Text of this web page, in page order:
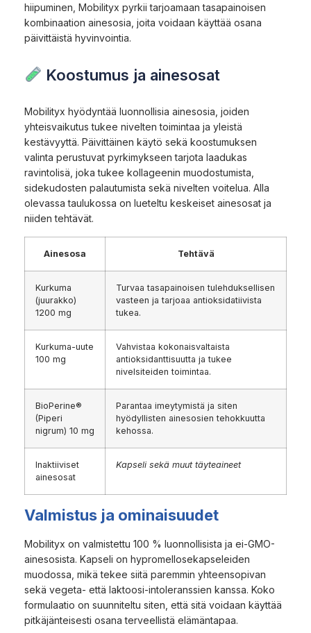
hiipuminen, Mobilityx pyrkii tarjoamaan tasapainoisen
kombinaation ainesosia, joita voidaan käyttää osana
päivittäistä hyvinvointia.
Koostumus ja ainesosat
Mobilityx hyödyntää luonnollisia ainesosia, joiden
yhteisvaikutus tukee nivelten toimintaa ja yleistä
kestävyyttä. Päivittäinen käytö sekä koostumuksen
valinta perustuvat pyrkimykseen tarjota laadukas
ravintolisä, joka tukee kollageenin muodostumista,
sidekudosten palautumista sekä nivelten voitelua. Alla
olevassa taulukossa on lueteltu keskeiset ainesosat ja
niiden tehtävät.
Ainesosa Tehtävä
Kurkuma
(juurakko)
1200 mg
Turvaa tasapainoisen tulehduksellisen
vasteen ja tarjoaa antioksidatiivista
tukea.
Kurkuma-uute
100 mg
Vahvistaa kokonaisvaltaista
antioksidanttisuutta ja tukee
nivelsiteiden toimintaa.
BioPerine®
(Piperi
nigrum) 10 mg
Parantaa imeytymistä ja siten
hyödyllisten ainesosien tehokkuutta
kehossa.
Inaktiiviset
ainesosat
Kapseli sekä muut täyteaineet
Valmistus ja ominaisuudet
Mobilityx on valmistettu 100 % luonnollisista ja ei-GMO-
ainesosista. Kapseli on hypromellosekapseleiden
muodossa, mikä tekee siitä paremmin yhteensopivan
sekä vegeta- että laktoosi-intoleranssien kanssa. Koko
formulaatio on suunniteltu siten, että sitä voidaan käyttää
pitkäjänteisesti osana terveellistä elämäntapaa.